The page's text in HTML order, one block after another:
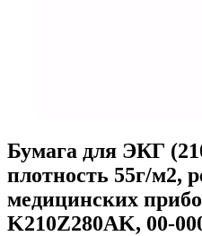
Бумага для ЭКГ
плотность 55г/м2,
медицинских
K210Z280AK, 00-